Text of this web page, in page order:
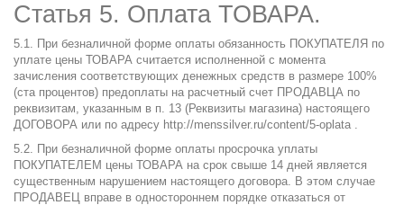
Статья 5. Оплата ТОВАРА.
5.1. При безналичной форме оплаты обязанность ПОКУПАТЕЛЯ по
уплате цены ТОВАРА считается исполненной с момента
зачисления соответствующих денежных средств в размере 100%
(ста процентов) предоплаты на расчетный счет ПРОДАВЦА по
реквизитам, указанным в п. 13 (Реквизиты магазина) настоящего
ДОГОВОРА или по адресу http://menssilver.ru/content/5-oplata .
5.2. При безналичной форме оплаты просрочка уплаты
ПОКУПАТЕЛЕМ цены ТОВАРА на срок свыше 14 дней является
существенным нарушением настоящего договора. В этом случае
ПРОДАВЕЦ вправе в одностороннем порядке отказаться от